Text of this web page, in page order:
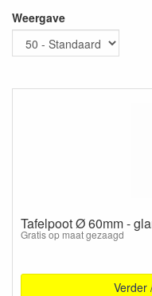
Weergave
Tafelpoot Ø 60mm -
Gratis op maat gezaagd
Verder